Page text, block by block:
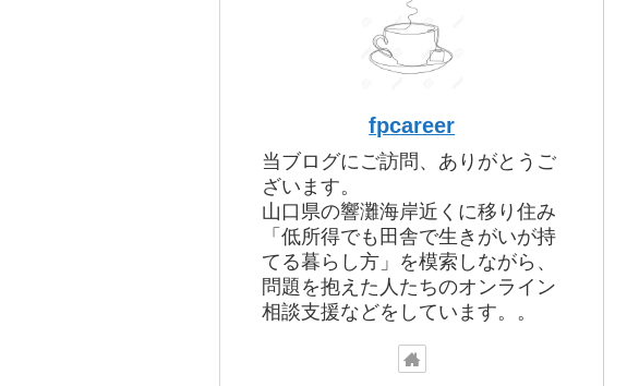
fpcareer
当ブログにご訪問、ありがとうご
ざいます。
山口県の響灘海岸近くに移り住み
「低所得でも田舎で生きがいが持
てる暮らし方」を模索しながら、
問題を抱えた人たちのオンライン
相談支援などをしています。。